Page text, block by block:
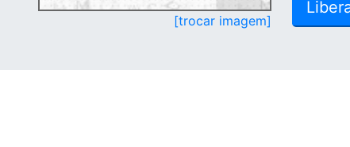
[trocar imagem]